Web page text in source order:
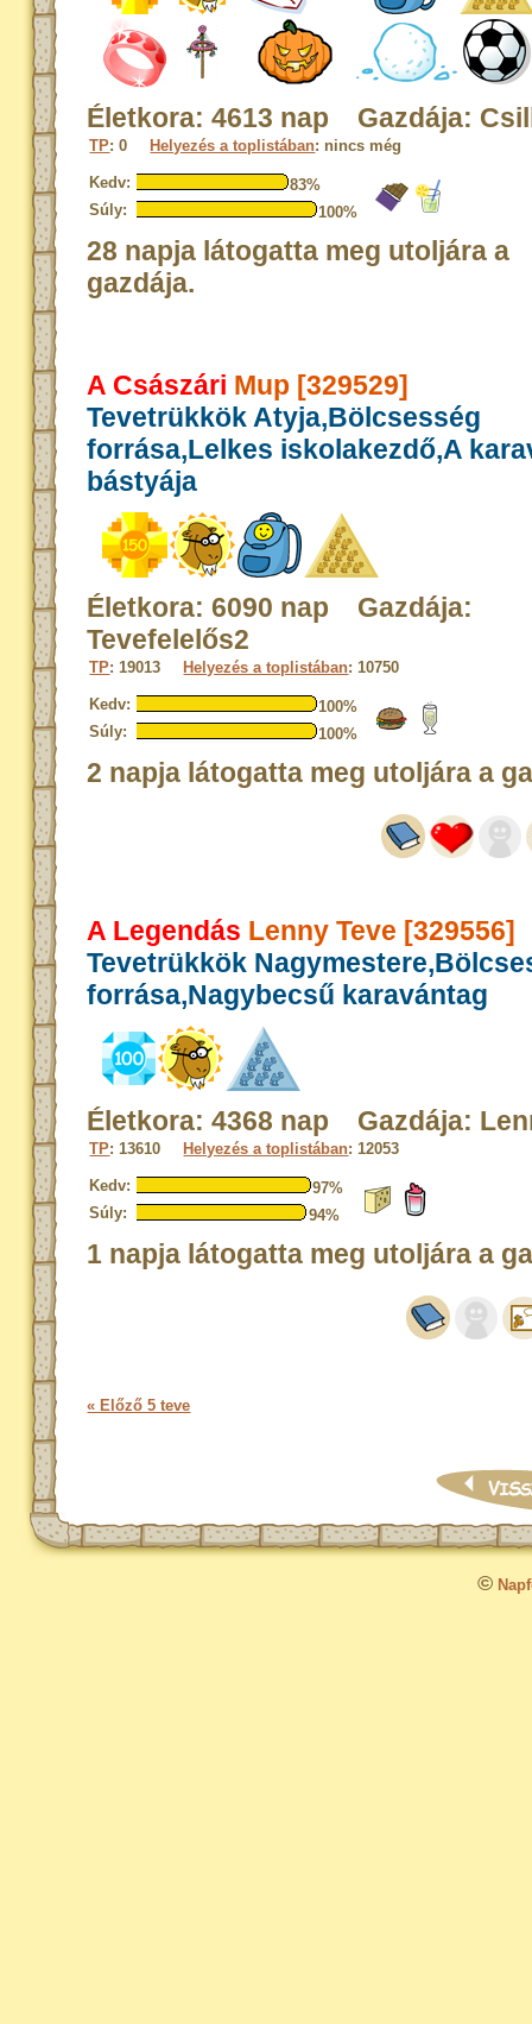
Életkora: 4613 nap Gazdája:
TP: 0 Helyezés a toplistában: nincs még
Kedv:
83%
Súly:
100%
28 napja látogatta meg utoljára a
gazdája.
A Császári Mup [329529]
Tevetrükkök Atyja,Bölcsesség
forrása,Lelkes iskolakezdő,A
bástyája
Életkora: 6090 nap Gazdája:
Tevefelelős2
TP: 19013 Helyezés a toplistában: 10750
Kedv:
100%
Súly:
100%
2 napja látogatta meg utoljára a
A Legendás Lenny Teve [329556]
Tevetrükkök
forrása,Nagybecsű karavántag
Életkora: 4368 nap Gazdája:
TP: 13610 Helyezés a toplistában: 12053
Kedv:
97%
Súly:
94%
1 napja látogatta meg utoljára a
« Előző 5 teve
©